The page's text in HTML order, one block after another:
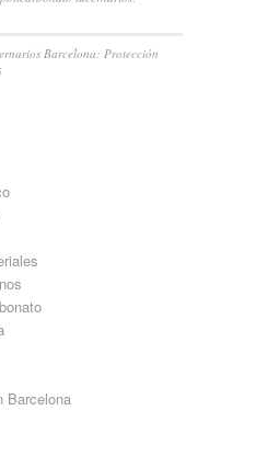
Barcelona: Protección
Barcelona